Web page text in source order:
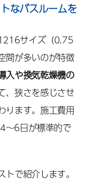
なバスルームを
サイズ（0.75
間が多いのが特徴
入や換気乾燥機の
、狭さを感じさせ
ります。施工費用
～6日が標準的で
で紹介します。